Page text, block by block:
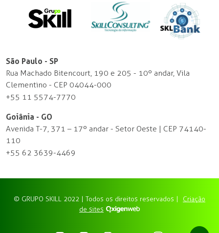
São Paulo - SP
Rua Machado Bitencourt, 190 e 205 - 10º andar, Vila
Clementino - CEP 04044-000
+55 11 5574-7770
Goiânia - GO
Avenida T-7, 371 – 17º andar - Setor Oeste | CEP 74140-
110
+55 62 3639-4469
© GRUPO SKILL 2022 | Todos os direitos reservados |
Criação
de sites